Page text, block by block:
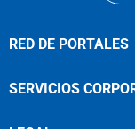
RED DE PORTALES
SERVICIOS